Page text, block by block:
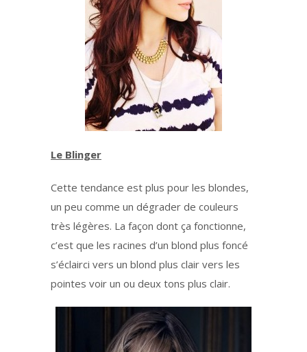
Le Blinger
Cette tendance est plus pour les blondes,
un peu comme un dégrader de couleurs
très légères. La façon dont ça fonctionne,
c’est que les racines d’un blond plus foncé
s’éclairci vers un blond plus clair vers les
pointes voir un ou deux tons plus clair.